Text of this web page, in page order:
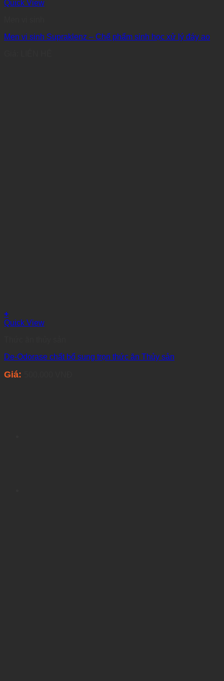
Quick View
Men vi sinh Supraklenz – Chế phẩm sinh học xử lý đáy ao
+
Quick View
De-Odorase chất bổ sung trọn thức ăn Thủy sản
Giá: